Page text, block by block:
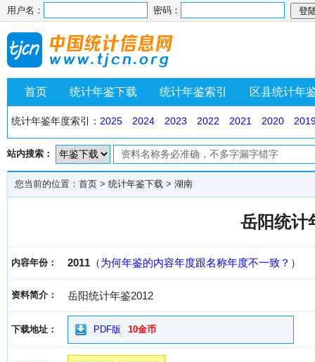
用户名： 密码：
首页 统计年鉴下载 统计年鉴索引 区县统计年
统计年鉴年度索引： 2025 2024 2023 2022 2021 2020
站内搜索：
您当前的位置： 首页 > 统计年鉴下载 > 湖南
岳阳统计
内容年份： 2011 （为何年鉴的内容年度跟名称年度不一致？ ）
资料简介： 岳阳统计年鉴2012
下载地址： PDF版 10金币